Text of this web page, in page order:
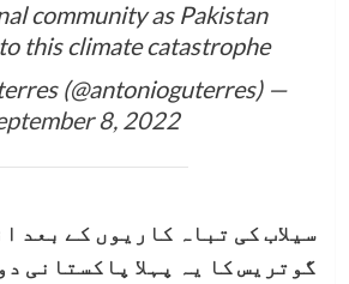
community as Pakistan
this climate catastrophe.
— António Guterres (@antonioguterres)
8, 2022
سیلاب کی تباہ کاریوں کے بعد
گوتریس کا یہ پہلا پاکستانی